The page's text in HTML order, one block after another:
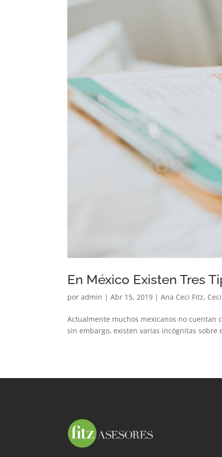
En México Existen Tres
poradmin |Abr 15, 2019 |Ana Ceci Fitz,
Actualmente muchos mexicanos no
sin embargo, existen varias incógnitas